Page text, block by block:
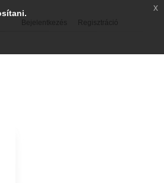
Bejelentkezés Regisztráció
x